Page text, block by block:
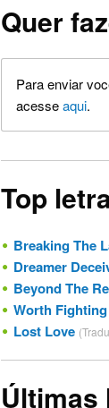
Quer
Para enviar
acesseaqui.
Top
Breaking The
Dreamer
Beyond The
Worth
Lost Love
Últimas